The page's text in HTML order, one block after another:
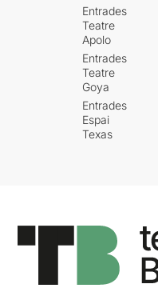
Entrades
Teatre
Apolo
Entrades
Teatre
Goya
Entrades
Espai
Texas